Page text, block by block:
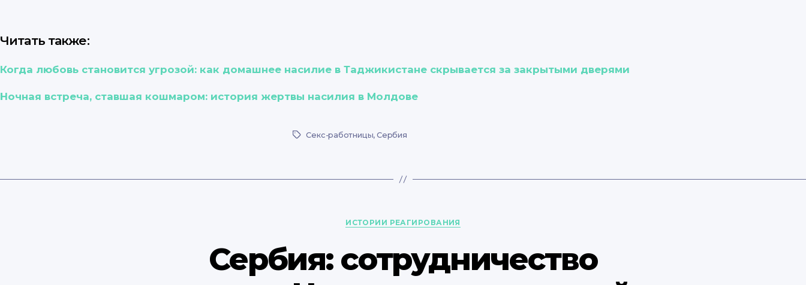
Читать также:
Когда любовь становится угрозой: как домашнее насилие в Таджикистане скрывается за закрытыми дверями
Ночная встреча, ставшая кошмаром: история жертвы насилия в Молдове
МеткиСекс-работницы, Сербия
Рубрики
ИСТОРИИ РЕАГИРОВАНИЯ
Сербия: сотрудничество